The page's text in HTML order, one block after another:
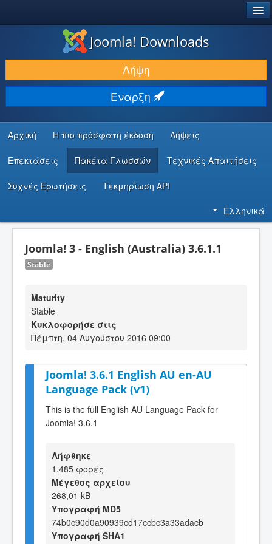
ΛΉΨΕΙΣ & ΕΠΕΚΤΆΣΕΙΣ
ΕΎΡΕΣΗ & ΜΆΘΗΣΗ
ΚΟΙΝΌΤΗΤΑ & ΥΠΟΣΤΉΡΙΞΗ
ΠΌΡΟΙ ΠΡΟΓΡΑΜΜΑΤΙΣΤΏΝ
Joomla! Downloads
Λήψη
Έναρξη
Αρχική Η πιο πρόσφατη έκδοση Λήψεις
Επεκτάσεις Πακέτα Γλωσσών Τεχνικές Απαιτήσεις
Συχνές Ερωτήσεις Τεκμηρίωση API
Ελληνικά
Joomla! 3 - English (Australia) 3.6.1.1
Stable
Maturity
Stable
Κυκλοφορήσε στις
Πέμπτη, 04 Αυγούστου 2016 09:00
Joomla! 3.6.1 English AU en-AU
Language Pack (v1)
This is the full English AU Language Pack for
Joomla! 3.6.1
Λήφθηκε
1.485 φορές
Μέγεθος αρχείου
268,01 kB
Υπογραφή MD5
74b0c90d0a90939cd17ccbc3a33adacb
Υπογραφή SHA1